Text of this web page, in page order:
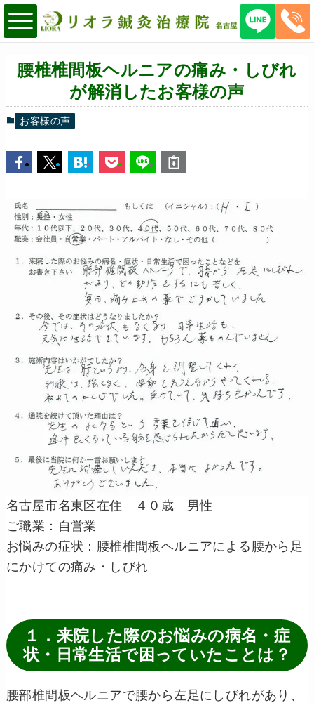
腰椎椎間板ヘルニアの痛み・しびれ
が解消したお客様の声
お客様の声
名古屋市名東区在住 ４０歳 男性
ご職業：自営業
お悩みの症状：腰椎椎間板ヘルニアによる腰から足
にかけての痛み・しびれ
１．来院した際のお悩みの病名・症
状・日常生活で困っていたことは？
腰部椎間板ヘルニアで腰から左足にしびれがあり、